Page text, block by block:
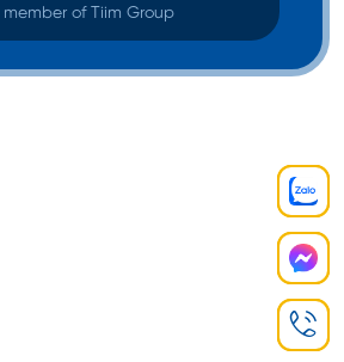
tiền sự
tờ minh chứng bạn đáp ứng
member of Tiim Group